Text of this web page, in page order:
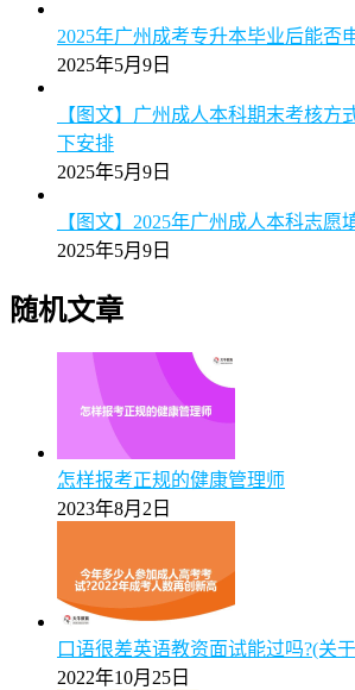
【详解】2025年广州成考专升本统
2025年5月9日
图文指引
2025年5月9日